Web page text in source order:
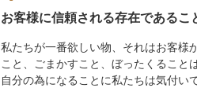
お客様に信頼される存在であるこ
私たちが一番欲しい物、それはお客様
こと、ごまかすこと、ぼったくること
自分の為になることに私たちは気付い